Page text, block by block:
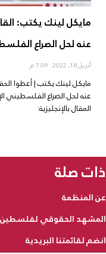
مايكل لينك يكتب:
عنه لحل الصراع
أبريل 18, 2022
مايكل لينك يكتب | أعطوا
عنه لحل الصراع الفلسطيني
المقال بالإنجليزية:
ذات صلة
عن المنظمة
المشهد الحقوقي لفلسطين
انضم لقائمتنا البريدية